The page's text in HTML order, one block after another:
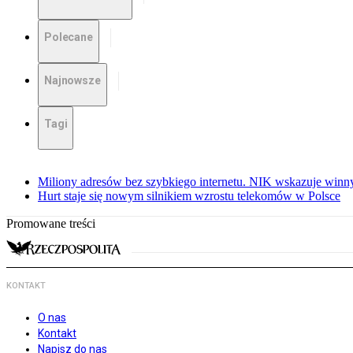
Polecane
Najnowsze
Tagi
Miliony adresów bez szybkiego internetu. NIK wskazuje
Hurt staje się nowym silnikiem wzrostu telekomów w Polsce
Promowane treści
KONTAKT
O nas
Kontakt
Napisz do nas